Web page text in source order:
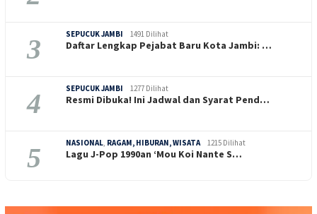
3 SEPUCUK JAMBI 1491 Dilihat
Daftar Lengkap Pejabat Baru Kota Jambi: …
4 SEPUCUK JAMBI 1277 Dilihat
Resmi Dibuka! Ini Jadwal dan Syarat Pend…
5 NASIONAL, RAGAM, HIBURAN, WISATA 1215 Dilihat
Lagu J-Pop 1990an ‘Mou Koi Nante S…